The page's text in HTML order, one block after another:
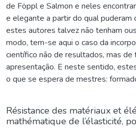
de Föppl e Salmon e neles
e elegante a partir do qual puderam
estes autores talvez não tenham
modo, tem-se aqui o caso da
científico não de resultados, mas de
apresentação. E neste sentido,
o que se espera de mestres:
Résistance des matériaux et
mathématique de l’élasticité,